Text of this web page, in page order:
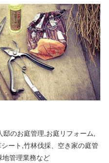
のお庭管理,お庭リフォーム,
ート,竹林伐採、空き家の庭管
地管理業務など